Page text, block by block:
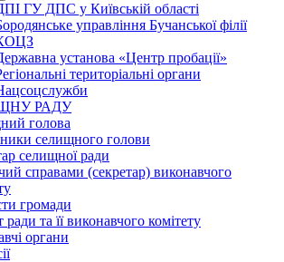
ГУ ДПС у Київській області
управління Бучанської філії
установа «Центр пробації»
територіальні органи
РАДУ
голова
селищного голови
селищної ради
справами (секретар) виконавчого
громади
ради та її виконавчого комітету
органи